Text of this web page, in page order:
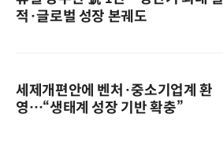
적·글로벌 성장 본궤도
세제개편안에 벤처·중소기업계 환
영…“생태계 성장 기반 확충”